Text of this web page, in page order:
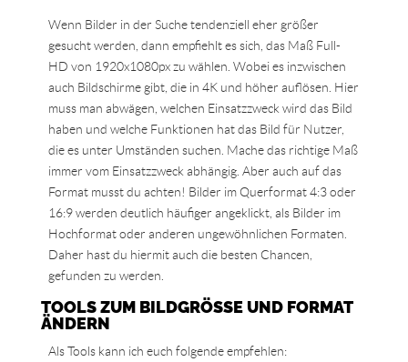
Wenn Bilder in der Suche tendenziell eher größer
gesucht werden, dann empfiehlt es sich, das Maß Full-
HD von 1920x1080px zu wählen. Wobei es inzwischen
auch Bildschirme gibt, die in 4K und höher auflösen. Hier
muss man abwägen, welchen Einsatzzweck wird das Bild
haben und welche Funktionen hat das Bild für Nutzer,
die es unter Umständen suchen. Mache das richtige Maß
immer vom Einsatzzweck abhängig. Aber auch auf das
Format musst du achten! Bilder im Querformat 4:3 oder
16:9 werden deutlich häufiger angeklickt, als Bilder im
Hochformat oder anderen ungewöhnlichen Formaten.
Daher hast du hiermit auch die besten Chancen,
gefunden zu werden.
TOOLS ZUM BILDGRÖSSE UND FORMAT Ä
NDERN
Als Tools kann ich euch folgende empfehlen: